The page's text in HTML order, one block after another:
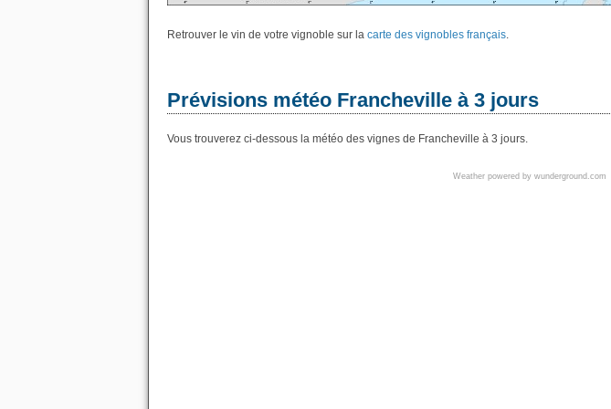
Retrouver le vin de votre vignoble sur la carte des vignobles français.
Prévisions météo Francheville à 3 jours
Vous trouverez ci-dessous la météo des vignes de Francheville à 3 jours.
Weather powered by wunderground.com